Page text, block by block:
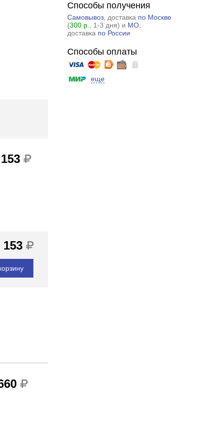
Способы получения
Самовывоз, доставка по Москве
(300 р. , 1-3 дня) и МО,
доставка по России
Способы оплаты
еще
153